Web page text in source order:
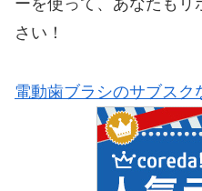
ーを使って、あなたも
さい！
電動歯ブラシのサブスク